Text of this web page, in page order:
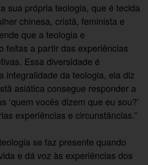
sua própria teologia, que é tecida
chinesa, cristã, feminista e
que a teologia e
feitas a partir das experiências
Essa diversidade é
integralidade da teologia, ela diz
asiática consegue responder a
‘quem vocês dizem que eu sou?’
experiências e circunstâncias.”
se faz presente quando
e dá voz às experiências dos